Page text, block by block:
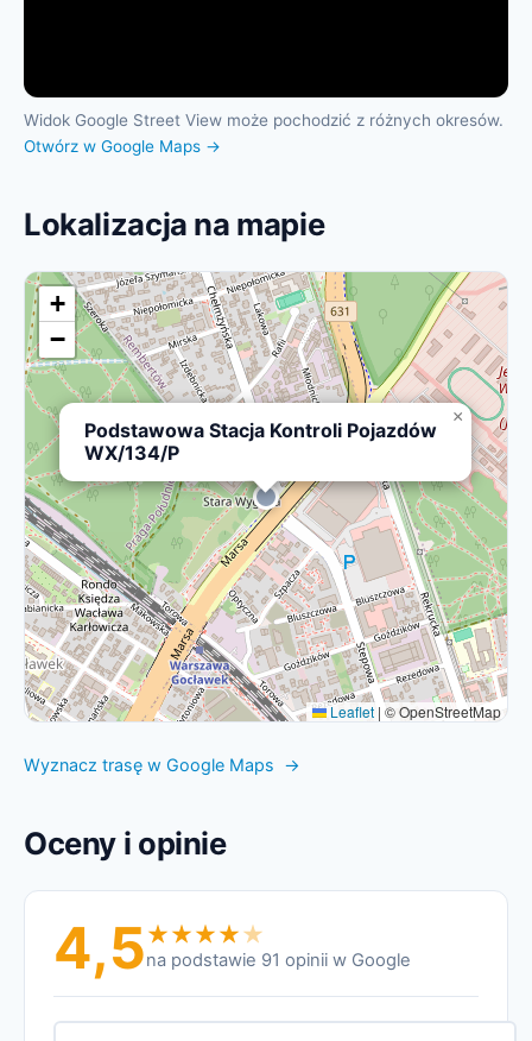
Widok Google Street View może pochodzić z różnych okresów.
Otwórz w Google Maps →
Lokalizacja na mapie
Podstawowa Stacja Kontroli Pojazdów
WX/134/P
×
+
−
Leaflet | © OpenStreetMap
Wyznacz trasę w Google Maps →
Oceny i opinie
4,5na podstawie 91 opinii w Google